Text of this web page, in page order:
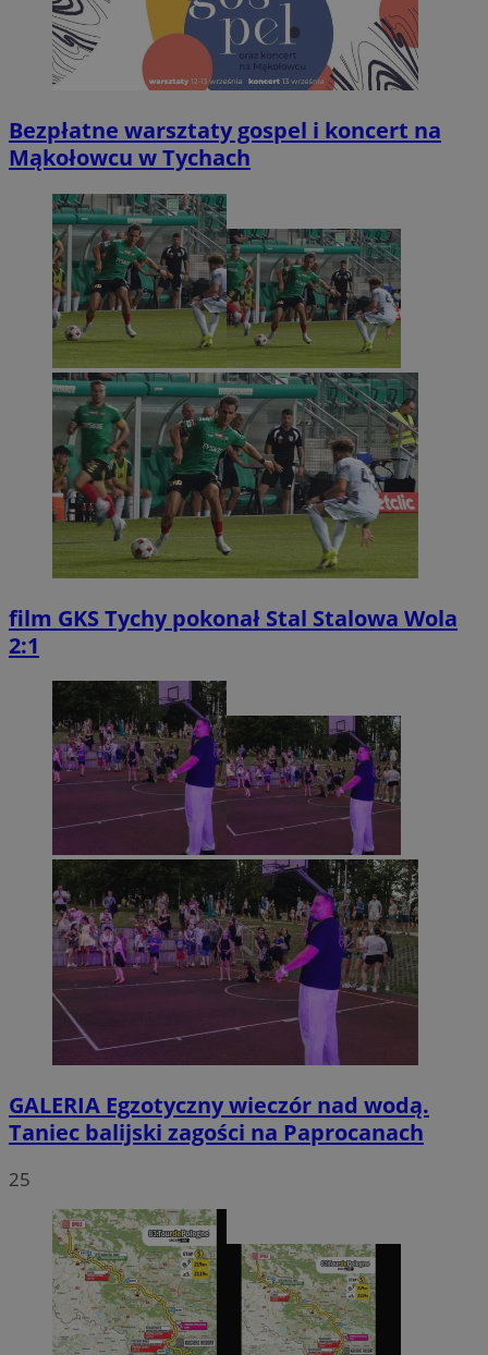
Bezpłatne warsztaty gospel i koncert na
Mąkołowcu w Tychach
film GKS Tychy pokonał Stal Stalowa Wola
2:1
GALERIA Egzotyczny wieczór nad wodą.
Taniec balijski zagości na Paprocanach
25